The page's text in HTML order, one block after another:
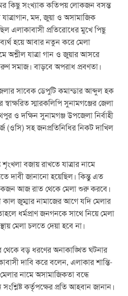
কিছু সংখ্যাক কতিপয় লোকজন বসন্ত
মদ, জুয়া ও অসামাজিক
এলাকাবাসী প্রতিরোধের মুখে পিছু
হয়ে আবার নতুন করে মেলা
অশ্লীল যাত্রা গান ও জুয়ার আসরে
সমাজ। বাড়বে অপরাধ প্রবণতা।
সাবেক ডেপুটি কমান্ডার আব্দুল হক
স্মারকলিপি সুনামগঞ্জের জেলা
ও দক্ষিন সুনামগঞ্জ উপজেলা নির্বাহী
(ওসি) সহ জনপ্রতিনিধির নিকট দাখিল
বজায় রাখতে যাত্রার নামে
দাবী জানানো হয়েছিল। কিন্তু এত
আজ রাত থেকে মেলা শুরু করবে।
জুম্মার নামাজের আগে যদি মেলার
ধর্মপ্রাণ জনগনকে সাথে নিয়ে মেলা
মেলা চলতে দেয়া হবে না।
বড় ধরণের অনাকাঙ্খিত ঘটনার
দাবি করে বলেন, এলাকার শান্তি-
নামে অসামাজিকতা বন্ধে
কর্তৃপক্ষের প্রতি আহবান জানান।